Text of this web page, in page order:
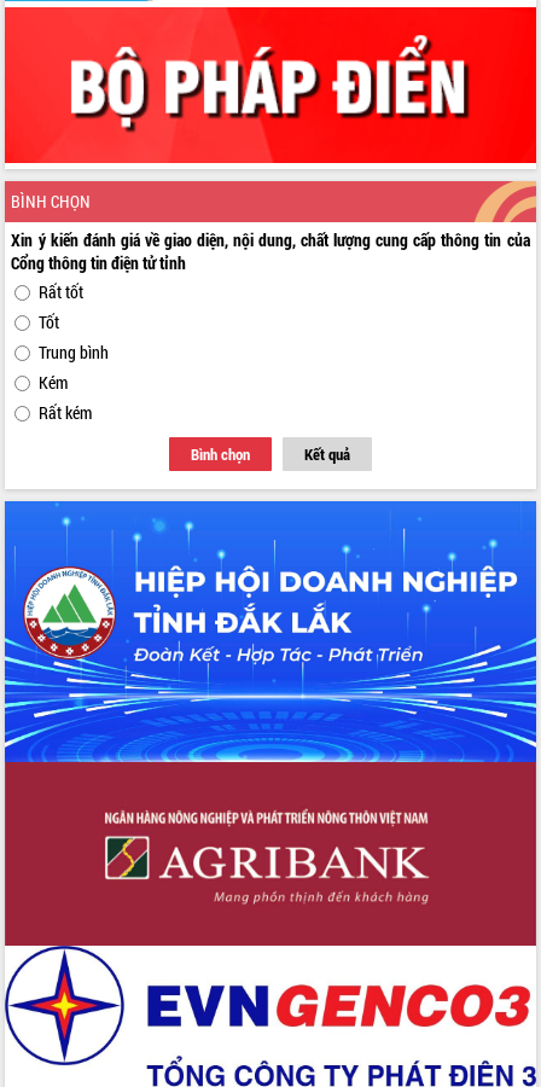
BÌNH CHỌN
Xin ý kiến đánh giá về giao diện, nội dung, chất lượng cung cấp thông tin của
Cổng thông tin điện tử tỉnh
Rất tốt
Tốt
Trung bình
Kém
Rất kém
Bình chọn Kết quả